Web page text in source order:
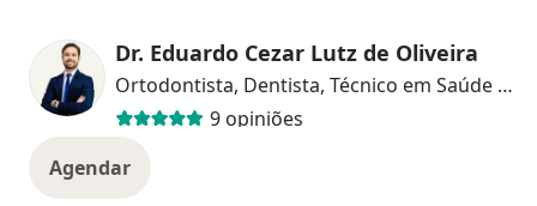
Dr. Eduardo Cezar Lutz de Oliveira
Ortodontista, Dentista, Técnico em Saúde bucal
9 opiniões
Agendar